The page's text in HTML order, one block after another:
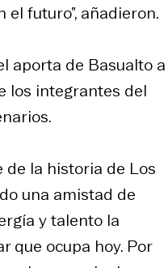
futuro”, añadieron.
aporta de Basualto a
los integrantes del
de la historia de Los
una amistad de
y talento la
que ocupa hoy. Por